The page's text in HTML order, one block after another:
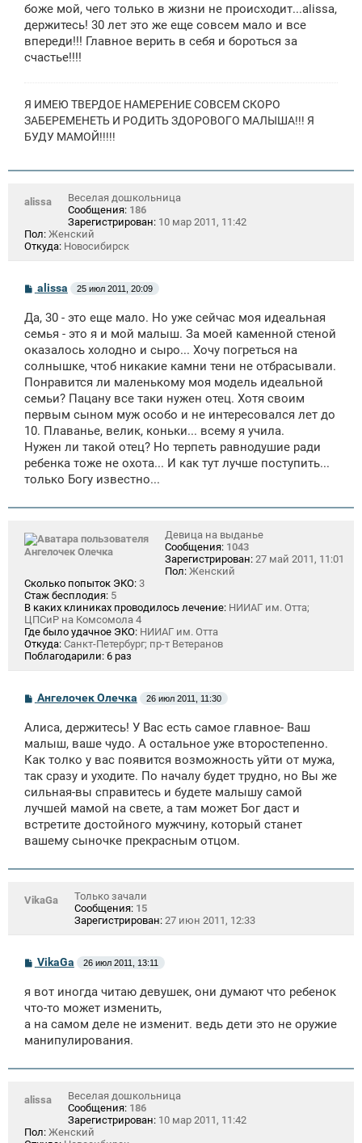
боже мой, чего только в жизни не происходит...alissa,
держитесь! 30 лет это же еще совсем мало и все
впереди!!! Главное верить в себя и бороться за
счастье!!!!
Я ИМЕЮ ТВЕРДОЕ НАМЕРЕНИЕ СОВСЕМ СКОРО
ЗАБЕРЕМЕНЕТЬ И РОДИТЬ ЗДОРОВОГО МАЛЫША!!! Я
БУДУ МАМОЙ!!!!!
alissa
Веселая дошкольница
Сообщения: 186
Зарегистрирован: 10 мар 2011, 11:42
Пол: Женский
Откуда: Новосибирск
С
б
щ
н
и
alissa 25 июл 2011, 20:09
Да, 30 - это еще мало. Но уже сейчас моя идеальная
семья - это я и мой малыш. За моей каменной стеной
оказалось холодно и сыро... Хочу погреться на
солнышке, чтоб никакие камни тени не отбрасывали.
Понравится ли маленькому моя модель идеальной
семьи? Пацану все таки нужен отец. Хотя своим
первым сыном муж особо и не интересовался лет до
10. Плаванье, велик, коньки... всему я учила.
Нужен ли такой отец? Но терпеть равнодушие ради
ребенка тоже не охота... И как тут лучше поступить...
только Богу известно...
Ангелочек Олечка
Девица на выданье
Сообщения: 1043
Зарегистрирован: 27 май 2011, 11:01
Пол: Женский
Сколько попыток ЭКО: 3
Стаж бесплодия: 5
В каких клиниках проводилось лечение: НИИАГ им. Отта;
ЦПСиР на Комсомола 4
Где было удачное ЭКО: НИИАГ им. Отта
Откуда: Санкт-Петербург; пр-т Ветеранов
Поблагодарили: 6 раз
С
б
щ
н
и
Ангелочек Олечка 26 июл 2011, 11:30
Алиса, держитесь! У Вас есть самое главное- Ваш
малыш, ваше чудо. А остальное уже второстепенно.
Как толко у вас появится возможность уйти от мужа,
так сразу и уходите. По началу будет трудно, но Вы же
сильная-вы справитесь и будете малышу самой
лучшей мамой на свете, а там может Бог даст и
встретите достойного мужчину, который станет
вашему сыночке прекрасным отцом.
VikaGa
Только зачали
Сообщения: 15
Зарегистрирован: 27 июн 2011, 12:33
С
б
щ
н
и
VikaGa 26 июл 2011, 13:11
я вот иногда читаю девушек, они думают что ребенок
что-то может изменить,
а на самом деле не изменит. ведь дети это не оружие
манипулирования.
alissa
Веселая дошкольница
Сообщения: 186
Зарегистрирован: 10 мар 2011, 11:42
Пол: Женский